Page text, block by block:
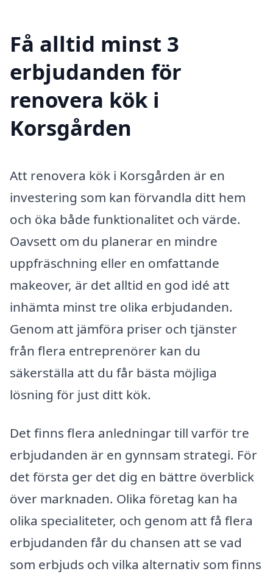
Få alltid minst 3
erbjudanden för
renovera kök i
Korsgården
Att renovera kök i Korsgården är en
investering som kan förvandla ditt hem
och öka både funktionalitet och värde.
Oavsett om du planerar en mindre
uppfräschning eller en omfattande
makeover, är det alltid en god idé att
inhämta minst tre olika erbjudanden.
Genom att jämföra priser och tjänster
från flera entreprenörer kan du
säkerställa att du får bästa möjliga
lösning för just ditt kök.
Det finns flera anledningar till varför tre
erbjudanden är en gynnsam strategi. För
det första ger det dig en bättre överblick
över marknaden. Olika företag kan ha
olika specialiteter, och genom att få flera
erbjudanden får du chansen att se vad
som erbjuds och vilka alternativ som finns